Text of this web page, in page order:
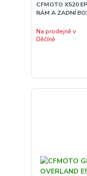
CFMOTO X520
RÁM A ZADNÍ
Na prodejně v
Děčíně